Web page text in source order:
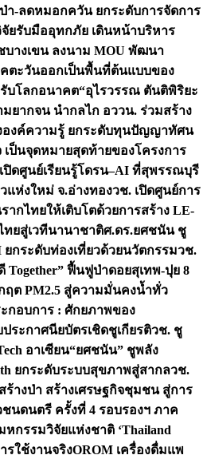
า-ลดหมอกควัน ยกระดับการจัดการ
ยรับมืออุทกภัย เดินหน้าบริหาร
างเขน ลงนาม MOU พัฒนา
ตะวันออกเป็นพื้นที่ต้นแบบของ
รับโลกอนาคต“อุไรวรรณ ตันติพิริยะ
ยากจน นำกลไก อววน. ร่วมสร้าง
องค์ความรู้ ยกระดับทุนปัญญาทัศน
เป็นจุดหมายสุดท้ายของโครงการ
ปิดศูนย์เรียนรู้โดรน–AI ที่สุพรรณบุรี
แห่งใหม่ จ.อ่างทองวช. เปิดศูนย์การ
ากไทยให้เติบโตด้วยการสร้าง LE-
ทยสู่เวทีนานาชาติศ.ดร.ยศชนัน ชู
กระดับท่องเที่ยวด้วยนวัตกรรมวช.
ฟื้นฟูป่าดอยสุเทพ-ปุย 8
ต PM2.5 สู่ความมั่นคงน้ำทั่ว
ะกอบการ : ศักยภาพของ
ระกาศนียบัตรเชิดชูเกียรติวช. ชู
อาเซียน“ยศชนัน” ชูพลัง
ยกระดับระบบสุขภาพสู่สากลวช.
ร้างป่า สร้างเศรษฐกิจชุมชน สู่การ
นดนตรี ครั้งที่ 4 รอบรองฯ ภาค
หกรรมวิจัยแห่งชาติ ‘Thailand
รใช้งานจริงOROM เครื่องดื่มแพ